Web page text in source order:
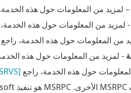
– لمزيد من المعلومات حول هذه
- لمزيد من المعلومات حول هذه
من المعلومات حول هذه الخدمة، راجع
- لمزيد من المعلومات حول هذه
حول هذه الخدمة، راجع [MS-SRVS]